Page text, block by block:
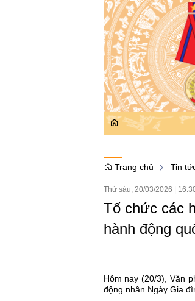
Trang chủ Tin
Thứ sáu, 20/03/2026
Tổ chức các
hành động
Hôm nay (20/3), Văn
động nhân Ngày Gia